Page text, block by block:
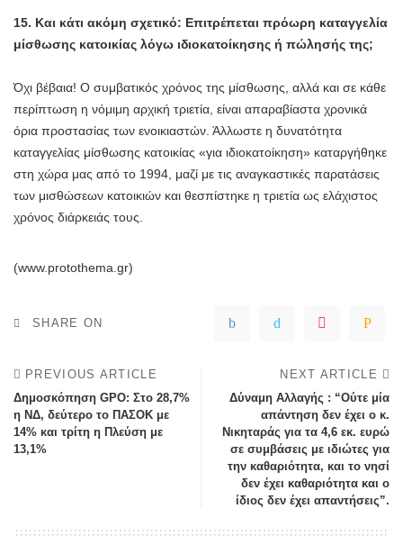
15. Και κάτι ακόμη σχετικό: Επιτρέπεται πρόωρη καταγγελία
μίσθωσης κατοικίας λόγω ιδιοκατοίκησης ή πώλησής της;
Όχι βέβαια! Ο συμβατικός χρόνος της μίσθωσης, αλλά και σε κάθε
περίπτωση η νόμιμη αρχική τριετία, είναι απαραβίαστα χρονικά
όρια προστασίας των ενοικιαστών. Άλλωστε η δυνατότητα
καταγγελίας μίσθωσης κατοικίας «για ιδιοκατοίκηση» καταργήθηκε
στη χώρα μας από το 1994, μαζί με τις αναγκαστικές παρατάσεις
των μισθώσεων κατοικιών και θεσπίστηκε η τριετία ως ελάχιστος
χρόνος διάρκειάς τους.
(www.protothema.gr)
SHARE ON
PREVIOUS ARTICLE
Δημοσκόπηση GPO: Στο 28,7%
η ΝΔ, δεύτερο το ΠΑΣΟΚ με
14% και τρίτη η Πλεύση με
13,1%
NEXT ARTICLE
Δύναμη Αλλαγής : “Ούτε μία
απάντηση δεν έχει ο κ.
Νικηταράς για τα 4,6 εκ. ευρώ
σε συμβάσεις με ιδιώτες για
την καθαριότητα, και το νησί
δεν έχει καθαριότητα και ο
ίδιος δεν έχει απαντήσεις”.